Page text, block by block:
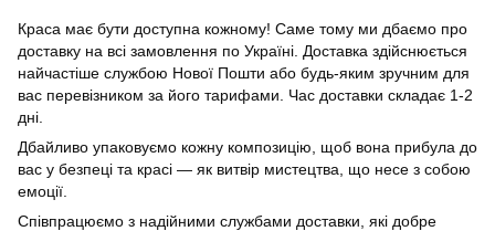
Краса має бути доступна кожному! Саме тому ми дбаємо про
доставку на всі замовлення по Україні. Доставка здійснюється
найчастіше службою Нової Пошти або будь-яким зручним для
вас перевізником за його тарифами. Час доставки складає 1-2
дні.
Дбайливо упаковуємо кожну композицію, щоб вона прибула до
вас у безпеці та красі — як витвір мистецтва, що несе з собою
емоції.
Співпрацюємо з надійними службами доставки, які добре